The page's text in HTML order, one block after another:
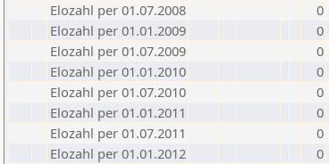
Elozahl per 01.07.2008
0
Elozahl per 01.01.2009
0
Elozahl per 01.07.2009
0
Elozahl per 01.01.2010
0
Elozahl per 01.07.2010
0
Elozahl per 01.01.2011
0
Elozahl per 01.07.2011
0
Elozahl per 01.01.2012
0